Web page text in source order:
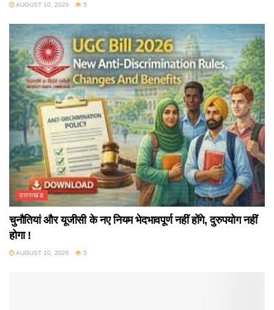
AUGUST 10, 2026 5
उत्तराखंड
चुनौतियां और यूजीसी के नए नियम भेदभावपूर्ण नहीं होंगे, दुरुपयोग नहीं
होगा !
AUGUST 10, 2026 5